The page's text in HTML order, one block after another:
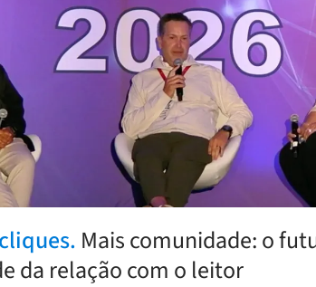
Mais comunidade: o
da relação com o leitor